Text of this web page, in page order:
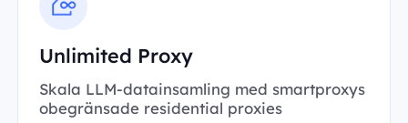
Unlimited Proxy
Skala LLM-datainsamling med smartproxys
obegränsade residential proxies